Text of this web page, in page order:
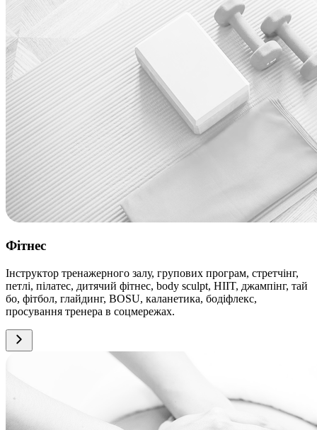
Фітнес
Інструктор тренажерного залу, групових програм, стретчінг,
петлі, пілатес, дитячий фітнес, body sculpt, HIIT, джампінг, тай
бо, фітбол, глайдинг, BOSU, каланетика, бодіфлекс,
просування тренера в соцмережах.